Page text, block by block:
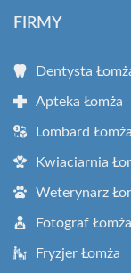
FIRMY
Dentysta
Apteka Łomża
Lombard Łomża
Kwiaciarnia
Weterynarz
Fotograf Łomża
Fryzjer Łomża